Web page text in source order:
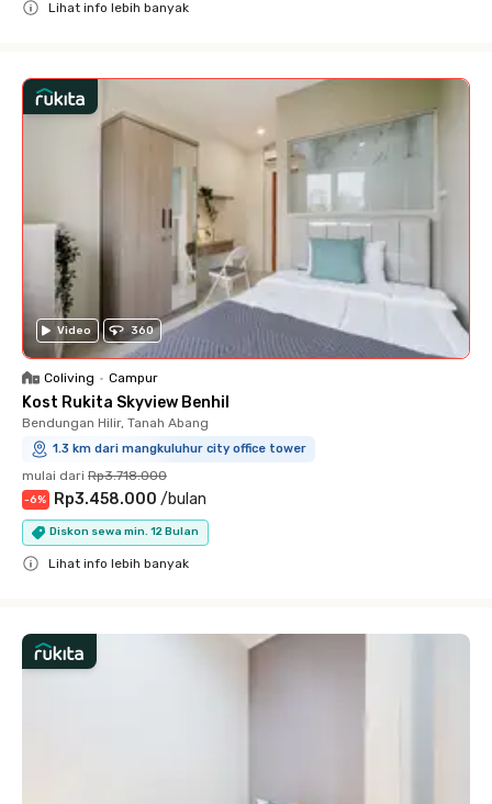
Lihat info lebih banyak
Video 360
Coliving • Campur
Kost Rukita Skyview Benhil
Bendungan Hilir, Tanah Abang
1.3 km dari mangkuluhur city office tower
mulai dari Rp3.718.000
-6% Rp3.458.000 /bulan
Diskon sewa min. 12 Bulan
Lihat info lebih banyak